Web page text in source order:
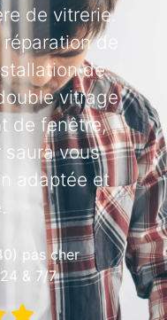
de vitrerie.
de
de
vitrage
de fenêtre,
vous
adaptée et
pas cher
& 7/7